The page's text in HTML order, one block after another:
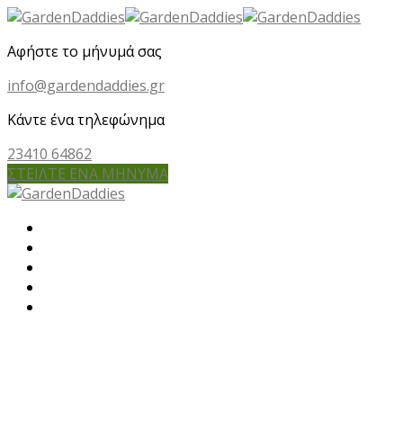
Αφήστε το μήνυμά σας
info@gardendaddies.gr
Κάντε ένα τηλεφώνημα
23410 64862
ΣΤΕΙΛΤΕ ΕΝΑ ΜΗΝΥΜΑ